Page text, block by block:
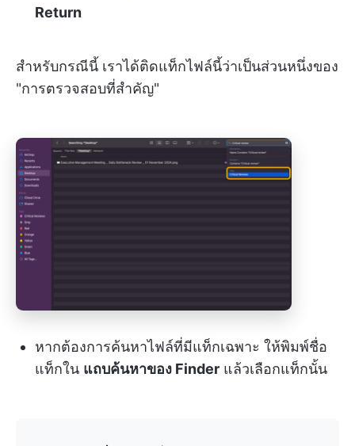
Return
สำหรับกรณีนี้ เราได้ติดแท็กไฟล์นี้ว่าเป็นส่วนหนึ่งของ
"การตรวจสอบที่สำคัญ"
หากต้องการค้นหาไฟล์ที่มีแท็กเฉพาะ ให้พิมพ์ชื่อ
แท็กใน แถบค้นหาของ Finder แล้วเลือกแท็กนั้น